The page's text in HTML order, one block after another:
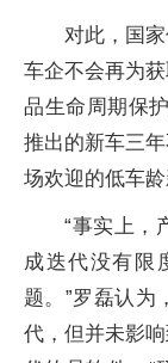
对此，国
车企不会再为
品生命周期保
推出的新车三
场欢迎的低车
“事实上，
成迭代没有限
题。”罗磊认为
代，但并未影